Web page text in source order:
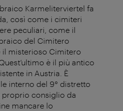
Karmeliterviertel fa
così come i cimiteri
peculiari, come il
del Cimitero
il misterioso Cimitero
è il più antico
in Austria. È
interno del 9° distretto
proprio consiglio da
mancare lo